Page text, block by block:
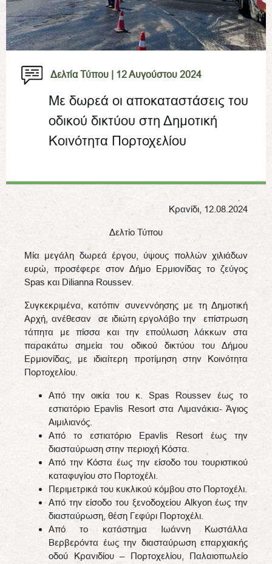
Δελτία Τύπου | 12 Αυγούστου 2024
Με δωρεά οι αποκαταστάσεις του
οδικού δικτύου στη Δημοτική
Κοινότητα Πορτοχελίου
Κρανίδι, 12.08.2024
Δελτίο Τύπου
Μία μεγάλη δωρεά έργου, ύψους πολλών χιλιάδων
ευρώ, προσέφερε στον Δήμο Ερμιονίδας το ζεύγος
Spas και Dilianna Roussev.
Συγκεκριμένα, κατόπιν συνεννόησης με τη Δημοτική
Αρχή, ανέθεσαν σε ιδιώτη εργολάβο την επίστρωση
τάπητα με πίσσα και την επούλωση λάκκων στα
παρακάτω σημεία του οδικού δικτύου του Δήμου
Ερμιονίδας, με ιδιαίτερη προτίμηση στην Κοινότητα
Πορτοχελίου.
Από την οικία του κ. Spas Roussev έως το
εστιατόριο Epavlis Resort στα Λιμανάκια- Άγιος
Αιμιλιανός.
Από το εστιατόριο Epavlis Resort έως την
διασταύρωση στην περιοχή Κόστα.
Από την Κόστα έως την είσοδο του τουριστικού
καταφυγίου στο Πορτοχέλι.
Περιμετρικά του κυκλικού κόμβου στο Πορτοχέλι.
Από την είσοδο του ξενοδοχείου Alkyon έως την
διασταύρωση, θέση Γεφύρι Πορτοχέλι.
Από το κατάστημα Ιωάννη Κωστάλλα
Βερβερόντα έως την διασταύρωση επαρχιακής
οδού Κρανιδίου – Πορτοχελίου, Παλαιοπωλείο